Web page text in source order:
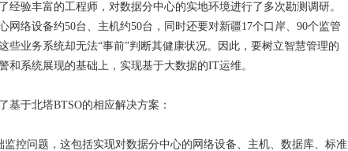
经验丰富的工程师，对数据分中心的实地环境进行了多次勘测调研。
网络设备约50台、主机约50台，同时还要对新疆17个口岸、90个监管
些业务系统却无法“事前”判断其健康状况。因此，要树立智慧管理的
和系统展现的基础上，实现基于大数据的IT运维。
基于北塔BTSO的相应解决方案：
监控问题，这包括实现对数据分中心的网络设备、主机、数据库、标准